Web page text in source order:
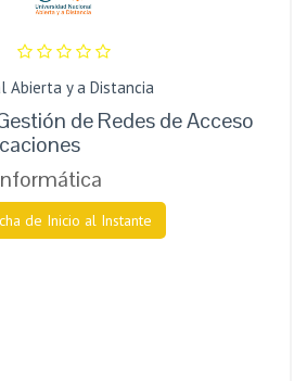
Abierta y a Distancia
de Redes de Acceso
de Inicio al Instante